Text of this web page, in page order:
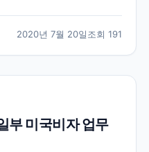
성 장관이 발표한 학생
v...
2020년 7월 20일조회 191
부 미국비자 업무